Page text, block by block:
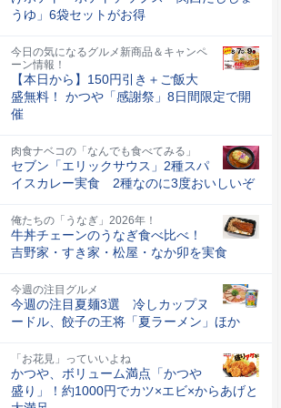
うゆ」6袋セットがお得
今日の気になるグルメ新商品＆キャンペ
ーン情報！
【本日から】150円引き＋ご飯大
盛無料！ かつや「感謝祭」8日間限定で開
催
肉食ナベコの「なんでも食べてみる」
セブン「エリックサウス」2種スパ
イスカレー実食 2種なのに3度おいしいぞ
俺たちの「うなぎ」2026年！
牛丼チェーンのうなぎ食べ比べ！
吉野家・すき家・松屋・なか卯を実食
今週の注目グルメ
今週の注目夏麺3選 冷しカップヌ
ードル、餃子の王将「夏ラーメン」ほか
「お花見」っていいよね
かつや、ボリューム満点「かつや
盛り」！約1000円でカツ×エビ×からあげと